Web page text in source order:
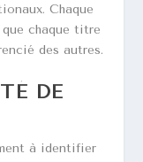
Chaque
chaque titre
des autres.
DE
à identifier